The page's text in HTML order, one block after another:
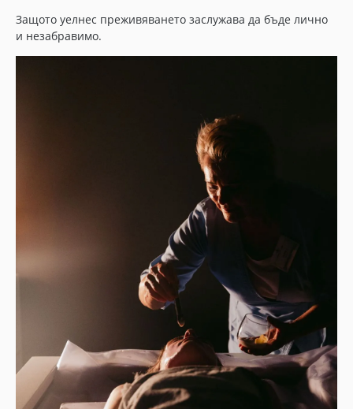
Защото уелнес преживяването заслужава да бъде лично
и незабравимо.